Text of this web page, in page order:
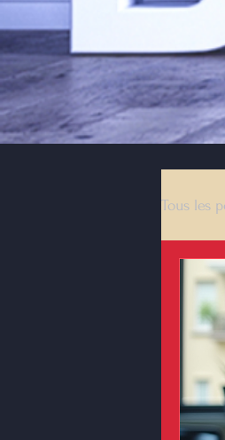
Tous les